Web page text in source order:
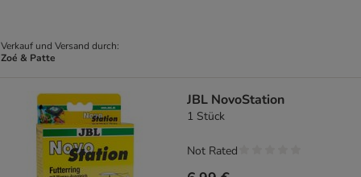
Verkauf und Versand durch:
Zoé & Patte
JBL NovoStation
1 Stück
Not Rated